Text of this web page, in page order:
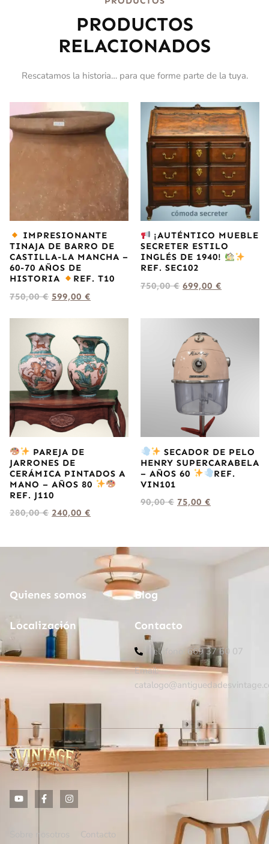
PRODUCTOS
RELACIONADOS
Rescatamos la historia… para que forme parte de la tuya.
IMPRESIONANTE
TINAJA DE BARRO DE
CASTILLA-LA MANCHA –
60-70 AÑOS DE
HISTORIA
REF. T10
750,00€ 599,00 €
¡AUTÉNTICO MUEBLE
SECRETER ESTILO
INGLÉS DE 1940!
REF. SEC102
750,00€ 699,00 €
PAREJA DE
JARRONES DE
CERÁMICA PINTADOS A
MANO – AÑOS 80
REF. J110
280,00€ 240,00 €
SECADOR DE PELO
HENRY SUPERCARABELA
– AÑOS 60
REF.
VIN101
90,00€ 75,00 €
Quienes somos Blog
Localización Contacto
Teléfono: 669 37 60 07
Email:
Sobre nosotros Contacto